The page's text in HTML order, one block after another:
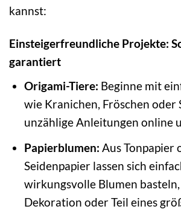
kannst:
Einsteigerfreundliche Projekte:
garantiert
Origami-Tiere: Beginne mit
wie Kranichen, Fröschen oder
unzählige Anleitungen online
Papierblumen: Aus Tonpapier
Seidenpapier lassen sich
wirkungsvolle Blumen
Dekoration oder Teil eines